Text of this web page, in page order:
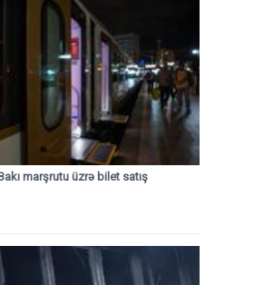
marşrutu üzrə bilet satış